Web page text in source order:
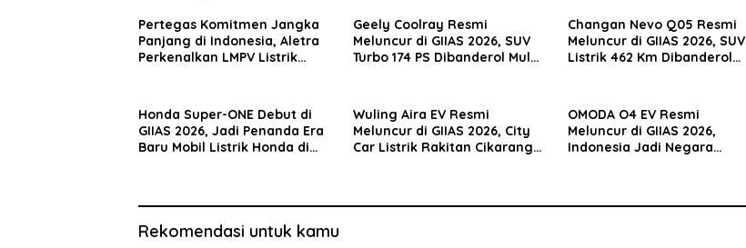
Pertegas Komitmen Jangka
Panjang di Indonesia, Aletra
Perkenalkan LMPV Listrik
Geely Coolray Resmi
Meluncur di GIIAS 2026, SUV
Turbo 174 PS Dibanderol Mulai
Changan Nevo Q05 Resmi
Meluncur di GIIAS 2026, SUV
Listrik 462 Km Dibanderol
Honda Super-ONE Debut di
GIIAS 2026, Jadi Penanda Era
Baru Mobil Listrik Honda di
Wuling Aira EV Resmi
Meluncur di GIIAS 2026, City
Car Listrik Rakitan Cikarang
OMODA O4 EV Resmi
Meluncur di GIIAS 2026,
Indonesia Jadi Negara
Rekomendasi untuk kamu